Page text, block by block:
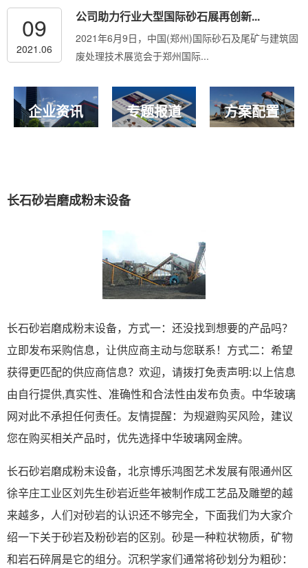
09
2021.06
公司助力行业大型国际砂石展再创新...
2021年6月9日，中国(郑州)国际砂石及尾矿与建筑固
废处理技术展览会于郑州国际...
企业资讯 专题报道 方案配置
长石砂岩磨成粉末设备
长石砂岩磨成粉末设备，方式一：还没找到想要的产品吗？
立即发布采购信息，让供应商主动与您联系！方式二：希望
获得更匹配的供应商信息？欢迎，请拨打免责声明:以上信息
由自行提供,真实性、准确性和合法性由发布负责。中华玻璃
网对此不承担任何责任。友情提醒：为规避购买风险，建议
您在购买相关产品时，优先选择中华玻璃网金牌。
长石砂岩磨成粉末设备，北京博乐鸿图艺术发展有限通州区
徐辛庄工业区刘先生砂岩近些年被制作成工艺品及雕塑的越
来越多，人们对砂岩的认识还不够完全，下面我们为大家介
绍一下关于砂岩及粉砂岩的区别。砂是一种粒状物质，矿物
和岩石碎屑是它的组分。沉积学家们通常将砂划分为粗砂：